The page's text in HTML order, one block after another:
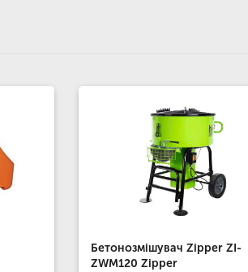
Бетонозмішувач Zipper ZI-
ZWM120 Zipper